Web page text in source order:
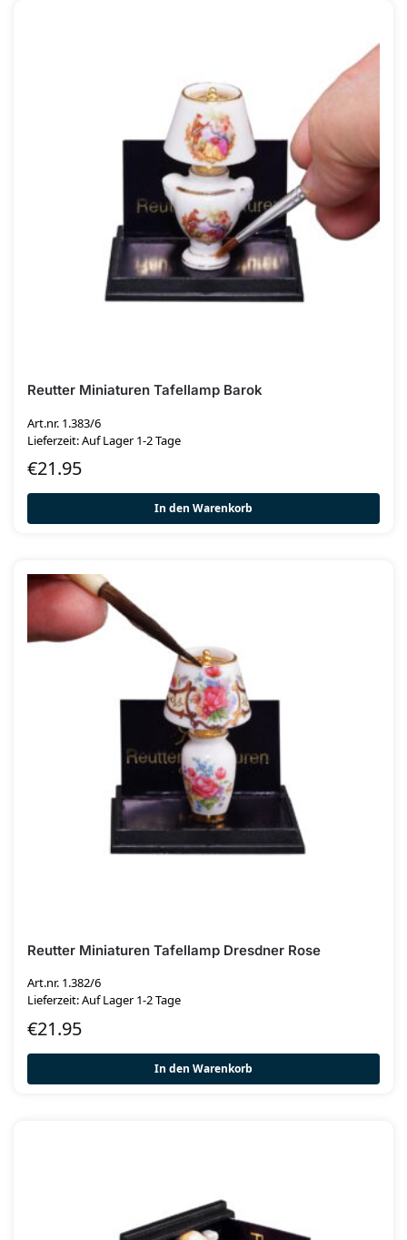
Reutter Miniaturen Tafellamp Barok
Art.nr. 1.383/6
Lieferzeit: Auf Lager 1-2 Tage
€21.95
In den Warenkorb
Reutter Miniaturen Tafellamp Dresdner Rose
Art.nr. 1.382/6
Lieferzeit: Auf Lager 1-2 Tage
€21.95
In den Warenkorb